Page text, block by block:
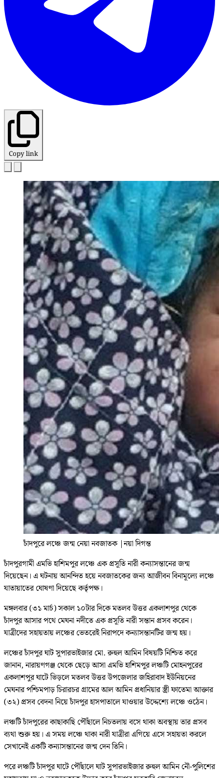
Copy link
চাঁদপুরে লঞ্চে জন্ম নেয়া নবজাতক |নয়া দিগন্ত
চাঁদপুরগামী এমভি হাশিমপুর লঞ্চে এক প্রসূতি নারী কন্যাসন্তানের জন্ম
দিয়েছেন। এ ঘটনায় আনন্দিত হয়ে নবজাতকের জন্য আজীবন বিনামূল্যে লঞ্চে
যাতায়াতের ঘোষণা দিয়েছে কর্তৃপক্ষ।
মঙ্গলবার (৩১ মার্চ) সকাল ১০টার দিকে মতলব উত্তর একলাশপুর থেকে
চাঁদপুর আসার পথে মেঘনা নদীতে এক প্রসূতি নারী সন্তান প্রসব করেন।
যাত্রীদের সহায়তায় লঞ্চের ভেতরেই নিরাপদে কন্যাসন্তানটির জন্ম হয়।
লঞ্চের চাঁদপুর ঘাট সুপারভাইজার মো. রুহুল আমিন বিষয়টি নিশ্চিত করে
জানান, নারায়ণগঞ্জ থেকে ছেড়ে আসা এমভি হাশিমপুর লঞ্চটি মোহনপুরের
একলাশপুর ঘাটে ভিড়লে মতলব উত্তর উপজেলার জহিরাবাদ ইউনিয়নের
মেঘনার পশ্চিমপাড় চিরারচর গ্রামের আল আমিন প্রধানিয়ার স্ত্রী ফাতেমা আক্তার
(৩২) প্রসব বেদনা নিয়ে চাঁদপুর হাসপাতালে যাওয়ার উদ্দেশ্যে লঞ্চে ওঠেন।
লঞ্চটি চাঁদপুরের কাছাকাছি পৌঁছালে নিচতলায় বসে থাকা অবস্থায় তার প্রসব
ব্যথা শুরু হয়। এ সময় লঞ্চে থাকা নারী যাত্রীরা এগিয়ে এসে সহায়তা করলে
সেখানেই একটি কন্যাসন্তানের জন্ম দেন তিনি।
পরে লঞ্চটি চাঁদপুর ঘাটে পৌঁছালে ঘাট সুপারভাইজার রুহুল আমিন নৌ-পুলিশের